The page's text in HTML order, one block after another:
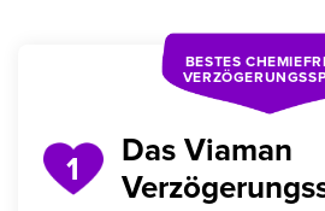
1
Das Viaman
BESTES